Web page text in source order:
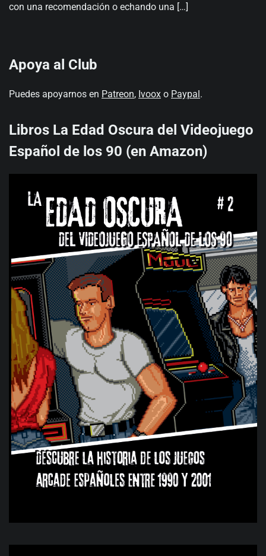
con una recomendación o echando una […]
Apoya al Club
Puedes apoyarnos en Patreon, Ivoox o Paypal .
Libros La Edad Oscura del Videojuego
Español de los 90 (en Amazon)